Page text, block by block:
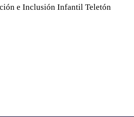
e Inclusión Infantil Teletón